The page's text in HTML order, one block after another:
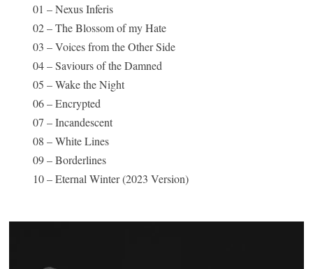
01 – Nexus Inferis
02 – The Blossom of my Hate
03 – Voices from the Other Side
04 – Saviours of the Damned
05 – Wake the Night
06 – Encrypted
07 – Incandescent
08 – White Lines
09 – Borderlines
10 – Eternal Winter (2023 Version)